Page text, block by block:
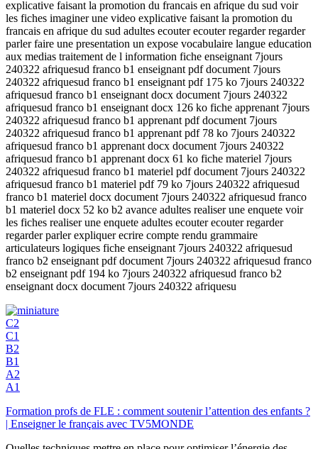
explicative faisant la promotion du francais en afrique du sud voir
les fiches imaginer une video explicative faisant la promotion du
francais en afrique du sud adultes ecouter ecouter regarder regarder
parler faire une presentation un expose vocabulaire langue education
aux medias traitement de l information fiche enseignant 7jours
240322 afriquesud franco b1 enseignant pdf document 7jours
240322 afriquesud franco b1 enseignant pdf 175 ko 7jours 240322
afriquesud franco b1 enseignant docx document 7jours 240322
afriquesud franco b1 enseignant docx 126 ko fiche apprenant 7jours
240322 afriquesud franco b1 apprenant pdf document 7jours
240322 afriquesud franco b1 apprenant pdf 78 ko 7jours 240322
afriquesud franco b1 apprenant docx document 7jours 240322
afriquesud franco b1 apprenant docx 61 ko fiche materiel 7jours
240322 afriquesud franco b1 materiel pdf document 7jours 240322
afriquesud franco b1 materiel pdf 79 ko 7jours 240322 afriquesud
franco b1 materiel docx document 7jours 240322 afriquesud franco
b1 materiel docx 52 ko b2 avance adultes realiser une enquete voir
les fiches realiser une enquete adultes ecouter ecouter regarder
regarder parler expliquer ecrire compte rendu grammaire
articulateurs logiques fiche enseignant 7jours 240322 afriquesud
franco b2 enseignant pdf document 7jours 240322 afriquesud franco
b2 enseignant pdf 194 ko 7jours 240322 afriquesud franco b2
enseignant docx document 7jours 240322 afriquesu
C2
C1
B2
B1
A2
A1
Formation profs de FLE : comment soutenir l’attention des enfants ?
| Enseigner le français avec TV5MONDE